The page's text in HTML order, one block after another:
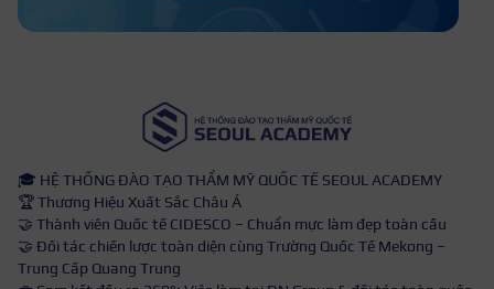
🎓 HỆ THỐNG ĐÀO TẠO THẨM MỸ QUỐC TẾ SEOUL ACADEMY
🏆 Thương Hiệu Xuất Sắc Châu Á
🤝 Thành viên Quốc tế CIDESCO – Chuẩn mực làm đẹp toàn cầu
🤝 Đối tác chiến lược toàn diện cùng Trường Quốc Tế Mekong –
Trung Cấp Quang Trung